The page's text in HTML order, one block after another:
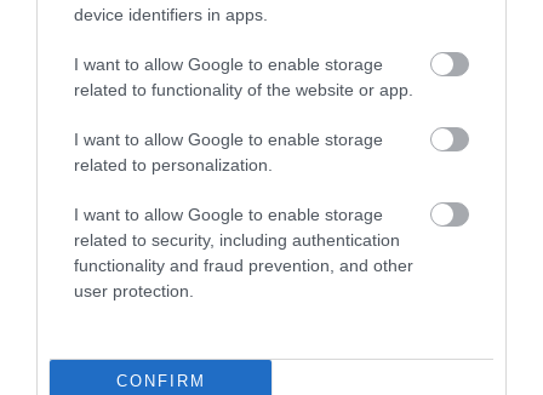
device identifiers in apps.
I want to allow Google to enable storage
related to functionality of the website or app.
I want to allow Google to enable storage
related to personalization.
I want to allow Google to enable storage
related to security, including authentication
functionality and fraud prevention, and other
user protection.
CONFIRM